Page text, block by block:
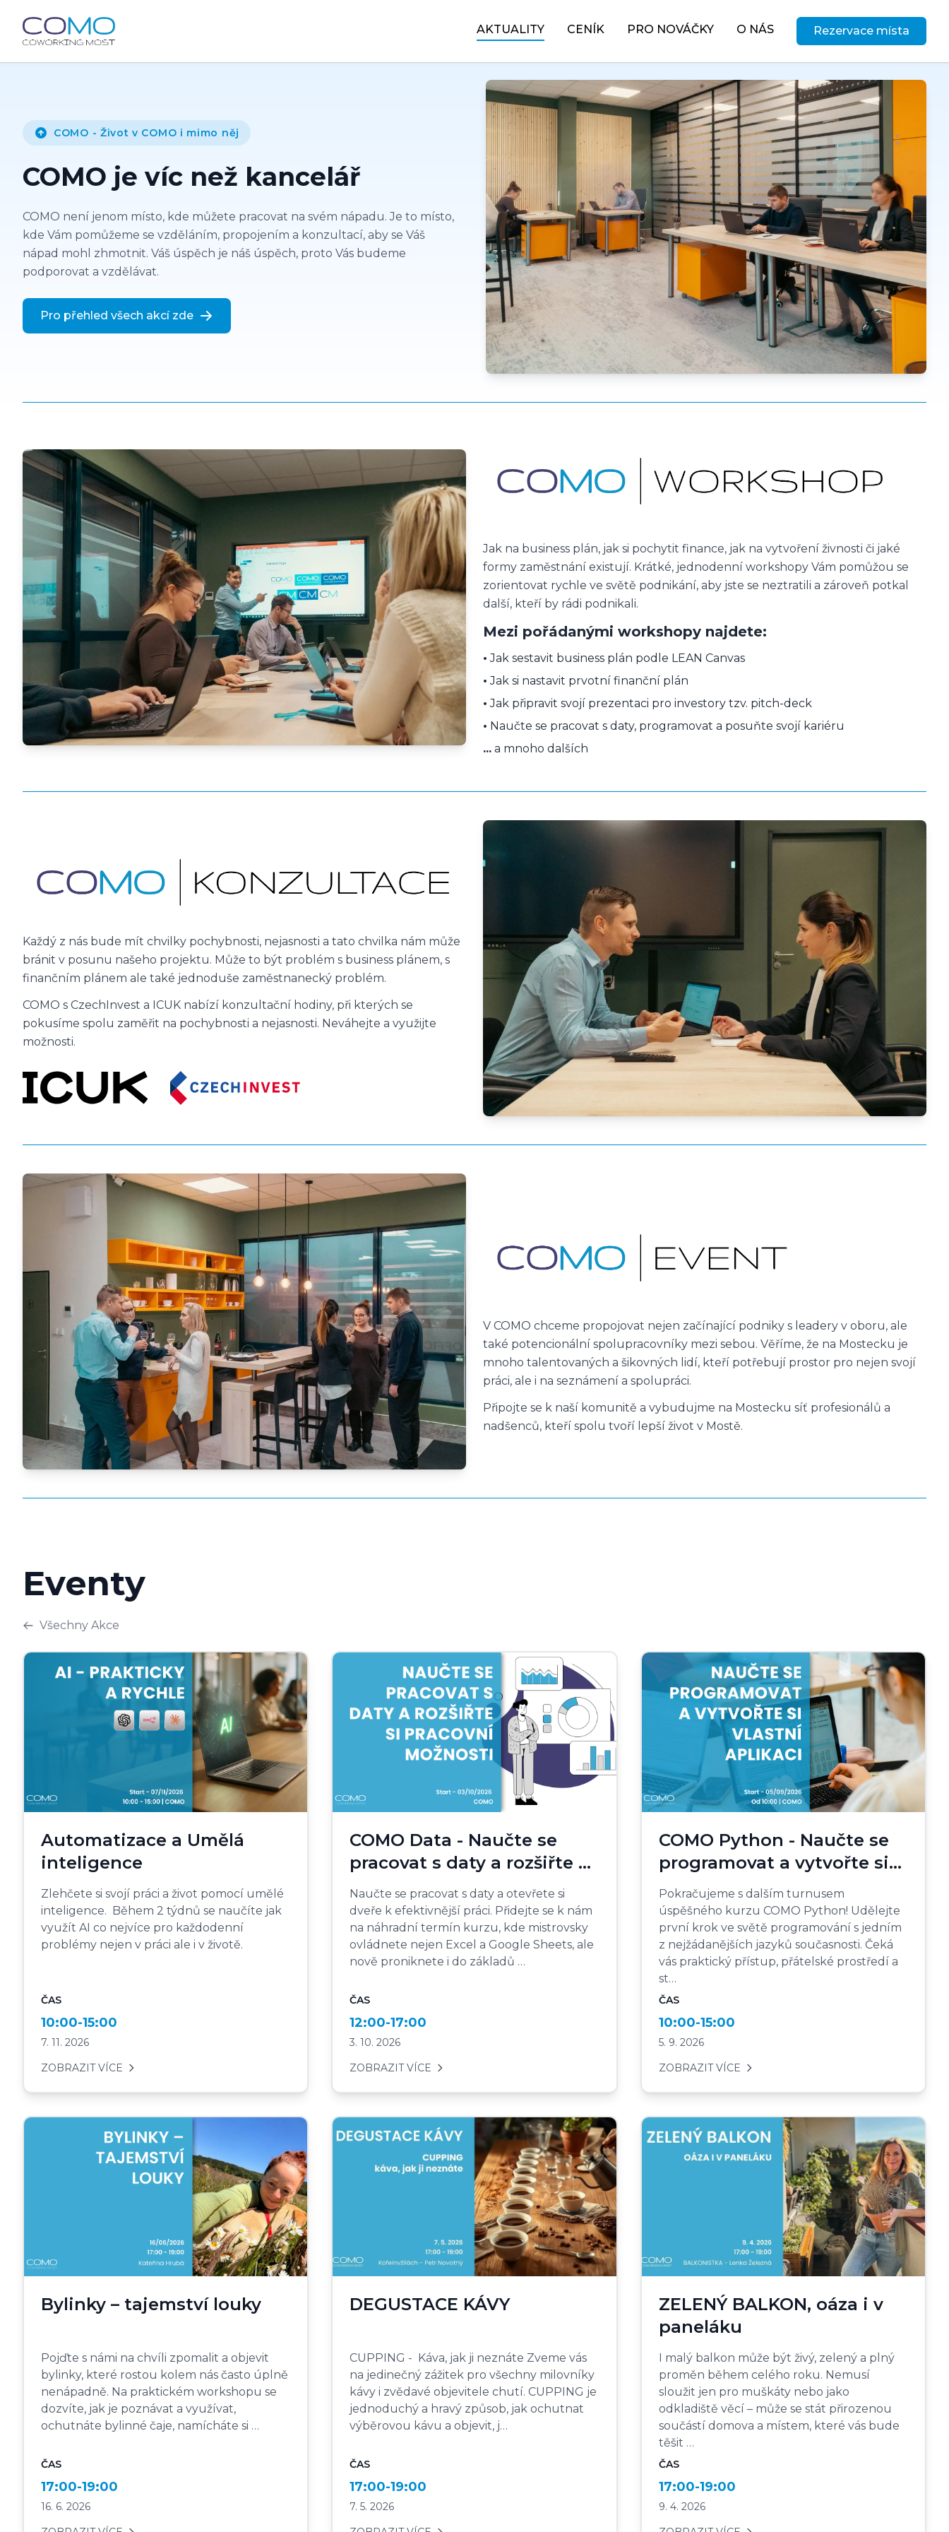
AKTUALITY CENÍK PRO NOVÁČKY O NÁS Rezervace místa
COMO - Život v COMO i mimo něj
COMO je víc než kancelář
COMO není jenom místo, kde můžete pracovat na svém nápadu. Je to místo,
kde Vám pomůžeme se vzděláním, propojením a konzultací, aby se Váš
nápad mohl zhmotnit. Váš úspěch je náš úspěch, proto Vás budeme
podporovat a vzdělávat.
Pro přehled všech akcí zde
Jak na business plán, jak si pochytit finance, jak na vytvoření živnosti či jaké
formy zaměstnání existují. Krátké, jednodenní workshopy Vám pomůžou se
zorientovat rychle ve světě podnikání, aby jste se neztratili a zároveň potkal
další, kteří by rádi podnikali.
Mezi pořádanými workshopy najdete:
• Jak sestavit business plán podle LEAN Canvas
• Jak si nastavit prvotní finanční plán
• Jak připravit svojí prezentaci pro investory tzv. pitch-deck
• Naučte se pracovat s daty, programovat a posuňte svojí kariéru
... a mnoho dalších
Každý z nás bude mít chvilky pochybnosti, nejasnosti a tato chvilka nám může
bránit v posunu našeho projektu. Může to být problém s business plánem, s
finančním plánem ale také jednoduše zaměstnanecký problém.
COMO s CzechInvest a ICUK nabízí konzultační hodiny, při kterých se
pokusíme spolu zaměřit na pochybnosti a nejasnosti. Neváhejte a využijte
možnosti.
V COMO chceme propojovat nejen začínající podniky s leadery v oboru, ale
také potencionální spolupracovníky mezi sebou. Věříme, že na Mostecku je
mnoho talentovaných a šikovných lidí, kteří potřebují prostor pro nejen svojí
práci, ale i na seznámení a spolupráci.
Připojte se k naší komunitě a vybudujme na Mostecku síť profesionálů a
nadšenců, kteří spolu tvoří lepší život v Mostě.
Eventy
Všechny Akce
Automatizace a Umělá
inteligence
Zlehčete si svojí práci a život pomocí umělé
inteligence. Během 2 týdnů se naučíte jak
využít AI co nejvíce pro každodenní
problémy nejen v práci ale i v životě.
ČAS
10:00-15:00
7. 11. 2026
ZOBRAZIT VÍCE
COMO Data - Naučte se
pracovat s daty a rozšiřte si
pracovní možnosti
Naučte se pracovat s daty a otevřete si
dveře k efektivnější práci. Přidejte se k nám
na náhradní termín kurzu, kde mistrovsky
ovládnete nejen Excel a Google Sheets, ale
nově proniknete i do základů …
ČAS
12:00-17:00
3. 10. 2026
ZOBRAZIT VÍCE
COMO Python - Naučte se
programovat a vytvořte si
vlastní aplikaci
Pokračujeme s dalším turnusem
úspěšného kurzu COMO Python! Udělejte
první krok ve světě programování s jedním
z nejžádanějších jazyků současnosti. Čeká
vás praktický přístup, přátelské prostředí a
st…
ČAS
10:00-15:00
5. 9. 2026
ZOBRAZIT VÍCE
Bylinky – tajemství louky
Pojďte s námi na chvíli zpomalit a objevit
bylinky, které rostou kolem nás často úplně
nenápadně. Na praktickém workshopu se
dozvíte, jak je poznávat a využívat,
ochutnáte bylinné čaje, namícháte si …
ČAS
17:00-19:00
16. 6. 2026
DEGUSTACE KÁVY
CUPPING - Káva, jak ji neznáte Zveme vás
na jedinečný zážitek pro všechny milovníky
kávy i zvědavé objevitele chutí. CUPPING je
jednoduchý a hravý způsob, jak ochutnat
výběrovou kávu a objevit, j…
ČAS
17:00-19:00
7. 5. 2026
ZELENÝ BALKON, oáza i v
paneláku
I malý balkon může být živý, zelený a plný
proměn během celého roku. Nemusí
sloužit jen pro muškáty nebo jako
odkladiště věcí – může se stát přirozenou
součástí domova a místem, které vás bude
těšit …
ČAS
17:00-19:00
9. 4. 2026